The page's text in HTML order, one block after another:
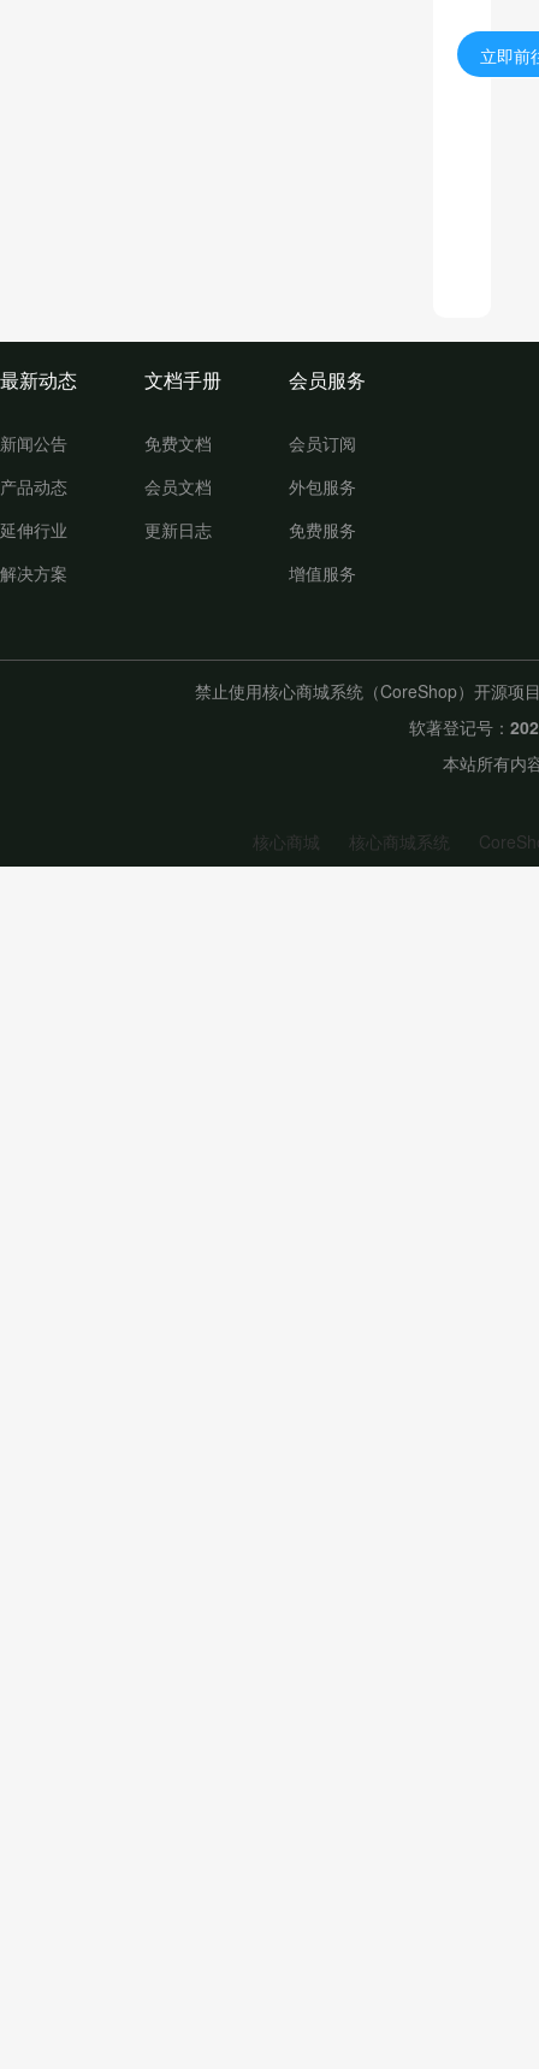
立即前
最新动态
新闻公告
产品动态
延伸行业
解决方案
文档手册
免费文档
会员文档
更新日志
会员服务
会员订阅
外包服务
免费服务
增值服务
禁止使用核心商城系统（CoreShop）开源项
软著登记号：
本站所有内
核心商城 核心商城系统